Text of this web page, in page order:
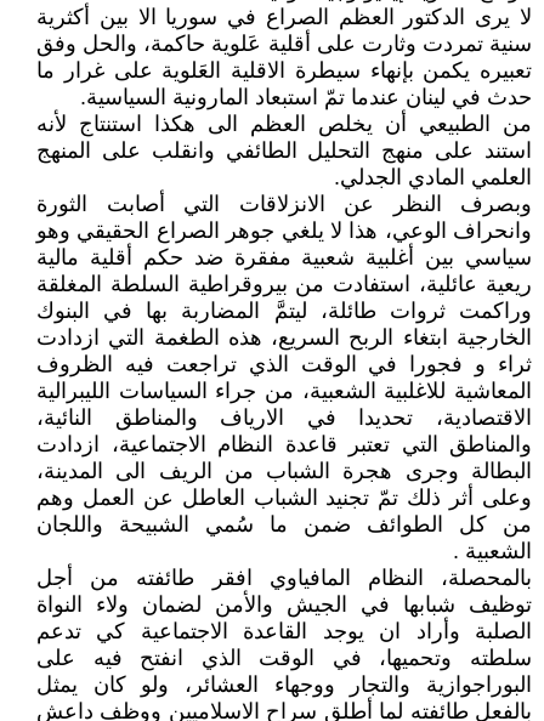
لا يرى الدكتور العظم الصراع في سوريا الا بين أكثرية
سنية تمردت وثارت على أقلية عَلوية حاكمة، والحل وفق
تعبيره يكمن بإنهاء سيطرة الاقلية العَلوية على غرار ما
حدث في لينان عندما تمّ استبعاد المارونية السياسية.
من الطبيعي أن يخلص العظم الى هكذا استنتاج لأنه
استند على منهج التحليل الطائفي وانقلب على المنهج
العلمي المادي الجدلي.
وبصرف النظر عن الانزلاقات التي أصابت الثورة
وانحراف الوعي، هذا لا يلغي جوهر الصراع الحقيقي وهو
سياسي بين أغلبية شعبية مفقرة ضد حكم أقلية مالية
ريعية عائلية، استفادت من بيروقراطية السلطة المغلقة
وراكمت ثروات طائلة، ليتمَّ المضاربة بها في البنوك
الخارجية ابتغاء الربح السريع، هذه الطغمة التي ازدادت
ثراء و فجورا في الوقت الذي تراجعت فيه الظروف
المعاشية للاغلبية الشعبية، من جراء السياسات الليبرالية
الاقتصادية، تحديدا في الارياف والمناطق النائية،
والمناطق التي تعتبر قاعدة النظام الاجتماعية، ازدادت
البطالة وجرى هجرة الشباب من الريف الى المدينة،
وعلى أثر ذلك تمّ تجنيد الشباب العاطل عن العمل وهم
من كل الطوائف ضمن ما سُمي الشبيحة واللجان
الشعبية .
بالمحصلة، النظام المافياوي افقر طائفته من أجل
توظيف شبابها في الجيش والأمن لضمان ولاء النواة
الصلبة وأراد ان يوجد القاعدة الاجتماعية كي تدعم
سلطته وتحميها، في الوقت الذي انفتح فيه على
البوراجوازية والتجار ووجهاء العشائر، ولو كان يمثل
بالفعل طائفته لما أطلق سراح الاسلاميين ووظف داعش